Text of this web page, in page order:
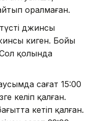
оралмаған.
джинсы
киген. Бойы
қолында
сағат 15:00
келіп қалған.
кетіп қалған.